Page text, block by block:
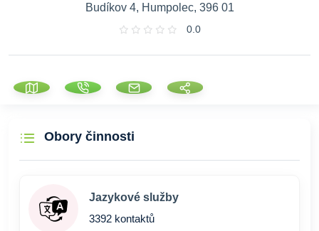
Budíkov 4, Humpolec, 396 01
0.0
Obory činnosti
Jazykové služby
3392 kontaktů